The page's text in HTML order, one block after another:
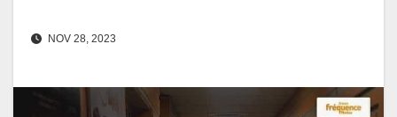
NOV 28, 2023